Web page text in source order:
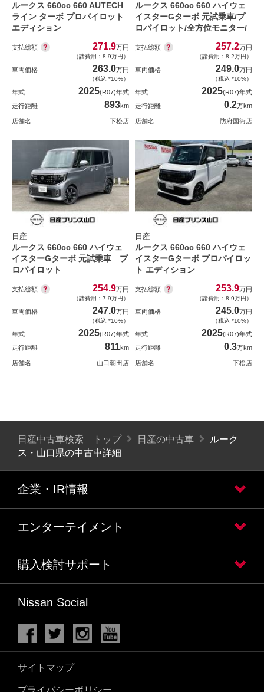
ルークス 660cc 660 AUTECH
ライン ターボ プロパイロット
エディション
支払総額 271.9万円
（諸費用：8.9万円）
車両価格 263.0万円
（税込 *10%）
年式 2025(R07)年式
走行距離
893km
店舗名 下松店
ルークス 660cc 660 ハイウェ
イスターGターボ 元試乗車/プ
ロパイロット/全方位モニター/
支払総額 257.2万円
（諸費用：8.2万円）
車両価格 249.0万円
（税込 *10%）
年式 2025(R07)年式
走行距離
0.2万km
店舗名 防府国衙店
日産
ルークス 660cc 660 ハイウェ
イスターGターボ 元試乗車 プ
ロパイロット
支払総額 254.9万円
（諸費用：7.9万円）
車両価格 247.0万円
（税込 *10%）
年式 2025(R07)年式
走行距離
811km
店舗名 山口朝田店
日産
ルークス 660cc 660 ハイウェ
イスターGターボ プロパイロッ
ト エディション
支払総額 253.9万円
（諸費用：8.9万円）
車両価格 245.0万円
（税込 *10%）
年式 2025(R07)年式
走行距離
0.3万km
店舗名 下松店
日産中古車検索 トップ 日産の中古車
ルーク
ス・山口県の中古車詳細
企業・IR情報
エンターテイメント
購入検討サポート
Nissan Social
サイトマップ